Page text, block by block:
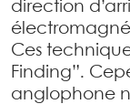
direction
Ces
Finding”.
anglophone